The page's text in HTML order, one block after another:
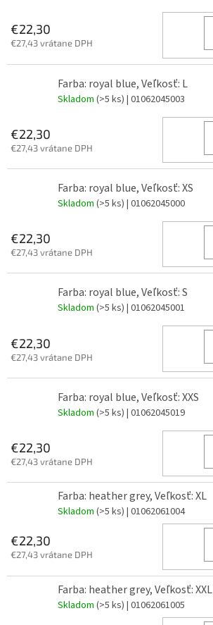
€22,30
€27,43 vrátane DPH
Farba: royal blue, Veľkosť: L
Skladom (>5 ks) | 01062045003
€22,30
€27,43 vrátane DPH
Farba: royal blue, Veľkosť: XS
Skladom (>5 ks) | 01062045000
€22,30
€27,43 vrátane DPH
Farba: royal blue, Veľkosť: S
Skladom (>5 ks) | 01062045001
€22,30
€27,43 vrátane DPH
Farba: royal blue, Veľkosť: XXS
Skladom (>5 ks) | 01062045019
€22,30
€27,43 vrátane DPH
Farba: heather grey, Veľkosť: XL
Skladom (>5 ks) | 01062061004
€22,30
€27,43 vrátane DPH
Farba: heather grey, Veľkosť: XXL
Skladom (>5 ks) | 01062061005